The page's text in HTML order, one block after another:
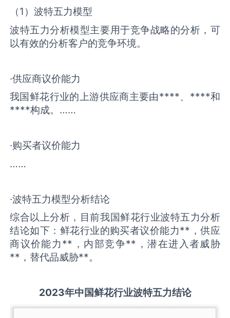
（1）波特五力模型
波特五力分析模型主要用于竞争战略的分析，可
以有效的分析客户的竞争环境。
·供应商议价能力
我国鲜花行业的上游供应商主要由****、****和
****构成。……
·购买者议价能力
……
·波特五力模型分析结论
综合以上分析，目前我国鲜花行业波特五力分析
结论如下：鲜花行业的购买者议价能力**，供应
商议价能力**，内部竞争**，潜在进入者威胁
**，替代品威胁**。
2023年中国鲜花行业波特五力结论